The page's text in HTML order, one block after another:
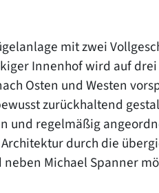
mit zwei
Innenhof wird auf
Osten und Westen
zurückhaltend
und regelmäßig
durch die
Michael Spanner